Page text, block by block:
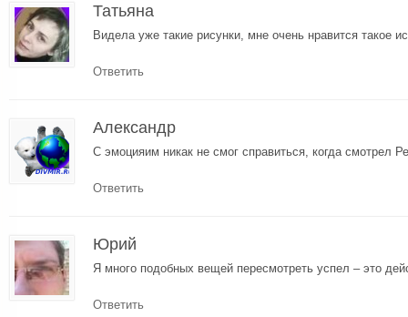
Татьяна
Видела уже такие рисунки, мне очень нравится такое
Ответить
Александр
С эмоцияим никак не смог справиться, когда смотрел
Ответить
Юрий
Я много подобных вещей пересмотреть успел – это
Ответить